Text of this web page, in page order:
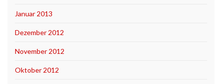
Januar 2013
Dezember 2012
November 2012
Oktober 2012